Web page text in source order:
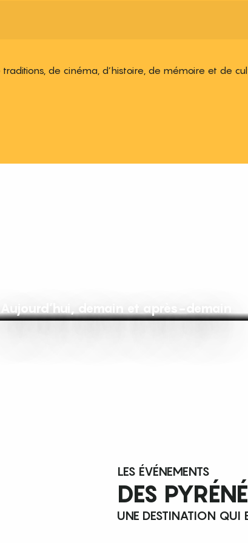
de cinéma, d’histoire, de mémoire et de
favoris
Aujourd’hui, demain et après-demain
LES ÉVÉNEMENTS
DES
UNE DESTINATION QUI